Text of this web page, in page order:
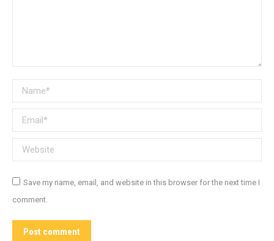
Name *
Email *
Website
Save my name, email, and website in this browser for the next time I
comment.
Post comment